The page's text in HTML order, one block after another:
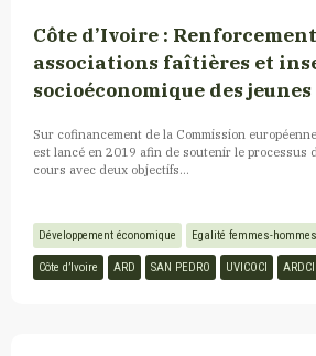
Côte d’Ivoire :
associations faîtières et
socioéconomique des jeunes
Sur cofinancement de la Commission
est lancé en 2019 afin de soutenir le processus
cours avec deux objectifs...
Développement économique Egalité femmes-hommes
Côte d’Ivoire ARD SAN PEDRO UVICOCI ARDCI